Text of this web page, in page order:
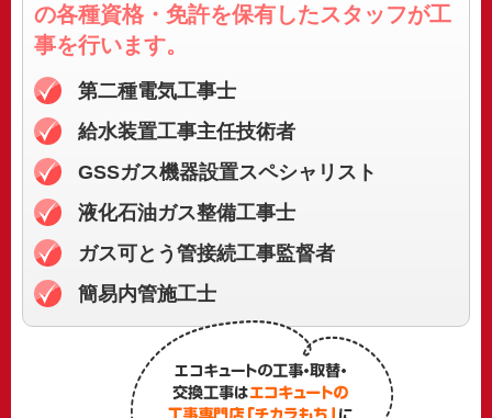
の各種資格・免許を保有したスタッフが工
事を行います。
第二種電気工事士
給水装置工事主任技術者
GSSガス機器設置スペシャリスト
液化石油ガス整備工事士
ガス可とう管接続工事監督者
簡易内管施工士